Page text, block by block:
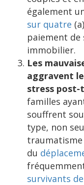
également
sur quatre
paiement de
immobilier.
Les
aggravent
stress post-
familles
souffrent
type, non
traumatisme
du
survivants